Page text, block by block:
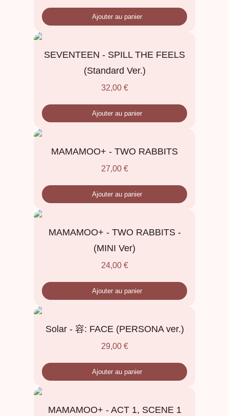
Ajouter au panier
SEVENTEEN - SPILL THE FEELS
(Standard Ver.)
32,00 €
Ajouter au panier
MAMAMOO+ - TWO RABBITS
27,00 €
Ajouter au panier
MAMAMOO+ - TWO RABBITS -
(MINI Ver)
24,00 €
Ajouter au panier
Solar - 容: FACE (PERSONA ver.)
29,00 €
Ajouter au panier
MAMAMOO+ - ACT 1, SCENE 1